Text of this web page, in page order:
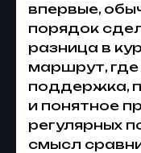
впервые,
порядок
разница в
маршрут, где
поддержка,
и понятное
регулярных
смысл